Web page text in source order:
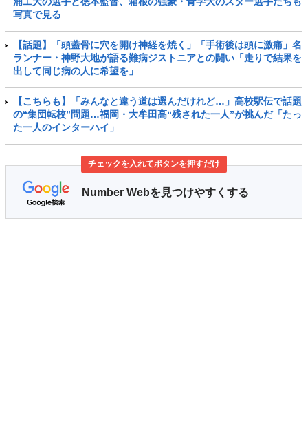
写真で見る
【話題】「頭蓋骨に穴を開け神経を焼く」「手術後は頭に激痛」名
ランナー・神野大地が語る難病ジストニアとの闘い「走りで結果を
出して同じ病の人に希望を」
【こちらも】「みんなと違う道は選んだけれど…」高校駅伝で話題
の“集団転校”問題…福岡・大牟田高“残された一人”が挑んだ「たっ
た一人のインターハイ」
チェックを入れてボタンを押すだけ
Number Webを見つけやすくする